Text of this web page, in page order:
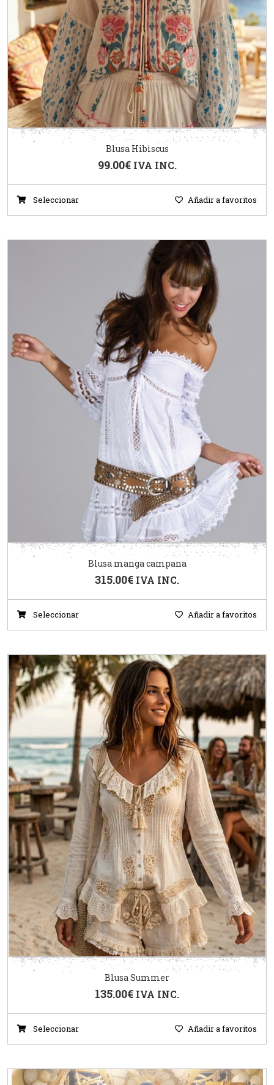
Blusa Hibiscus
99.00€ IVA INC.
Seleccionar Añadir a favoritos
Blusa manga campana
315.00€ IVA INC.
Seleccionar Añadir a favoritos
Blusa Summer
135.00€ IVA INC.
Seleccionar Añadir a favoritos